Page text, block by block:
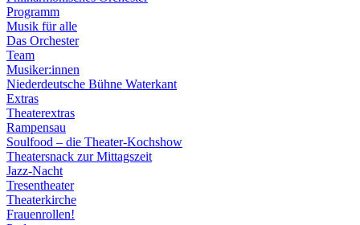
Programm
Musik für alle
Das Orchester
Team
Musiker:innen
Niederdeutsche Bühne Waterkant
Extras
Theaterextras
Rampensau
Soulfood – die Theater-Kochshow
Theatersnack zur Mittagszeit
Jazz-Nacht
Tresentheater
Theaterkirche
Frauenrollen!